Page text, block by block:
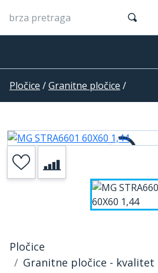
Pločice /Granitne pločice /
Pločice
Granitne pločice -